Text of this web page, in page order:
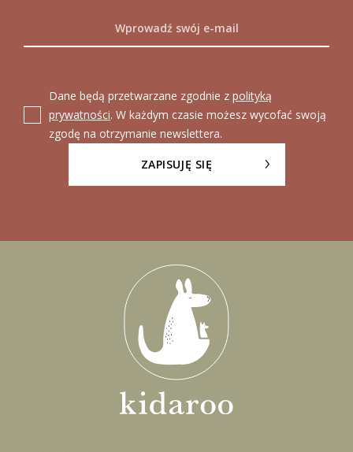
Dane będą przetwarzane zgodnie z polityką
prywatności. W każdym czasie możesz wycofać swoją
zgodę na otrzymanie newslettera.
ZAPISUJĘ SIĘ